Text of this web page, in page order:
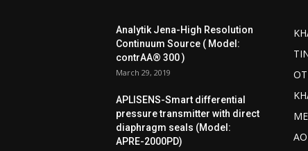
Analytik Jena-High Resolution
Continuum Source ( Model:
contrAA® 300 )
March 29, 2019
APLISENS-Smart differential
pressure transmitter with direct
diaphragm seals (Model:
APRE-2000PD)